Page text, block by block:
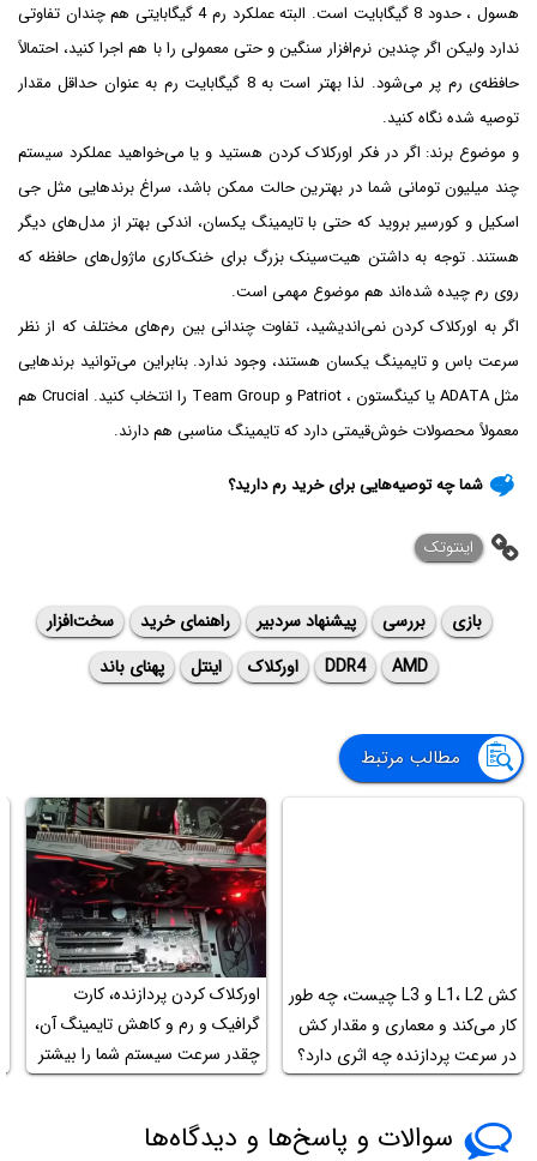
هسول ، حدود 8 گیگابایت است. البته عملکرد رم 4 گیگابایتی هم چندان تفاوتی
ندارد ولیکن اگر چندین نرم‌افزار سنگین و حتی معمولی را با هم اجرا کنید، احتمالاً
حافظه‌ی رم پر می‌شود. لذا بهتر است به 8 گیگابایت رم به عنوان حداقل مقدار
توصیه شده نگاه کنید.
و موضوع برند: اگر در فکر اورکلاک کردن هستید و یا می‌خواهید عملکرد سیستم
چند میلیون تومانی شما در بهترین حالت ممکن باشد، سراغ برندهایی مثل جی
اسکیل و کورسیر بروید که حتی با تایمینگ یکسان، اندکی بهتر از مدل‌های دیگر
هستند. توجه به داشتن هیت‌سینک بزرگ برای خنک‌کاری ماژول‌های حافظه که
روی رم چیده شده‌اند هم موضوع مهمی است.
اگر به اورکلاک کردن نمی‌اندیشید، تفاوت چندانی بین رم‌های مختلف که از نظر
سرعت باس و تایمینگ یکسان هستند، وجود ندارد. بنابراین می‌توانید برندهایی
مثل ADATA یا کینگستون ، Patriot و Team Group را انتخاب کنید. Crucial هم
معمولاً محصولات خوش‌‎قیمتی دارد که تایمینگ مناسبی هم دارند.
شما چه توصیه‌هایی برای خرید رم دارید؟
اینتوتک
بازی بررسی پیشنهاد سردبیر راهنمای خرید
سخت‌افزار
AMD
DDR4 اورکلاک اینتل پهنای باند
مطالب مرتبط
کش L1، L2 و L3 چیست، چه طور
کار می‌کند و معماری و مقدار کش
در سرعت پردازنده چه اثری دارد؟
اورکلاک کردن پردازنده‌، کارت
گرافیک و رم و کاهش تایمینگ آن،
چقدر سرعت سیستم شما را بیشتر
می‌کند؟
سوالات و پاسخ‌ها و دیدگاه‌ها